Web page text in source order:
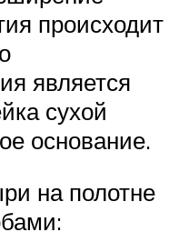
происходит
является
сухой
основание.
на полотне